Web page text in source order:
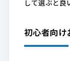
して選ぶと良
初心者向け